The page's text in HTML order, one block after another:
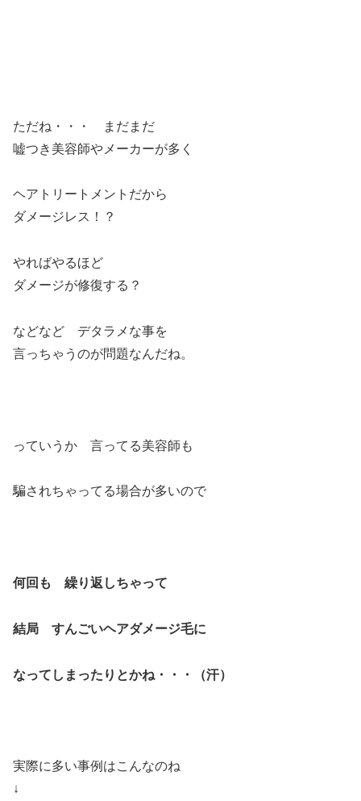
ただね・・・ まだまだ
嘘つき美容師やメーカーが多く
ヘアトリートメントだから
ダメージレス！？
やればやるほど
ダメージが修復する？
などなど デタラメな事を
言っちゃうのが問題なんだね。
っていうか 言ってる美容師も
騙されちゃってる場合が多いので
何回も 繰り返しちゃって
結局 すんごいヘアダメージ毛に
なってしまったりとかね・・・（汗）
実際に多い事例はこんなのね
↓